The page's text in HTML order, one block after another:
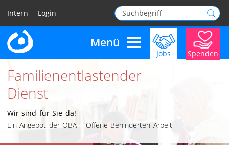
Intern Login
Menü
Navigation überspringen
Jobs Spenden
Familienentlastender
Dienst
Wir sind für Sie da!
Ein Angebot der OBA – Offene Behinderten Arbeit